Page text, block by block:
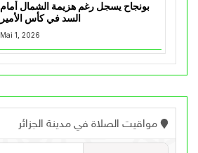
بونجاح يسجل رغم هزيمة الشمال أمام
السد في كأس الأمير
Mai 1, 2026